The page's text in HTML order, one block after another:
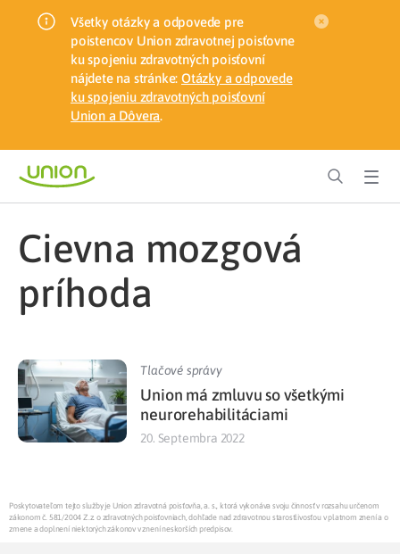
Všetky otázky a odpovede pre
poistencov Union zdravotnej poisťovne
ku spojeniu zdravotných poisťovní
nájdete na stránke: Otázky a odpovede
ku spojeniu zdravotných poisťovní
Union a Dôvera.
cievna mozgová
príhoda
Tlačové správy
Union má zmluvu so všetkými
neurorehabilitáciami
20. Septembra 2022
Poskytovateľom tejto služby je Union zdravotná poisťovňa, a. s., ktorá vykonáva svoju činnosť v rozsahu určenom
zákonom č. 581/2004 Z.z. o zdravotných poisťovniach, dohľade nad zdravotnou starostlivosťou v platnom znení a o
zmene a doplnení niektorých zákonov v znení neskorších predpisov.